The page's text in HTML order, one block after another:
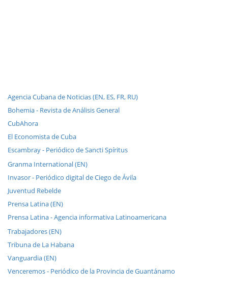
Agencia Cubana de Noticias (EN, ES, FR, RU)
Bohemia - Revista de Análisis General
CubAhora
El Economista de Cuba
Escambray - Periódico de Sancti Spíritus
Granma International (EN)
Invasor - Periódico digital de Ciego de Ávila
Juventud Rebelde
Prensa Latina (EN)
Prensa Latina - Agencia informativa Latinoamericana
Trabajadores (EN)
Tribuna de La Habana
Vanguardia (EN)
Venceremos - Periódico de la Provincia de Guantánamo